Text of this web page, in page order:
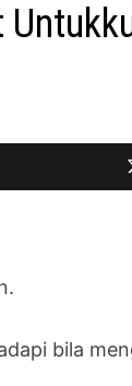
bila